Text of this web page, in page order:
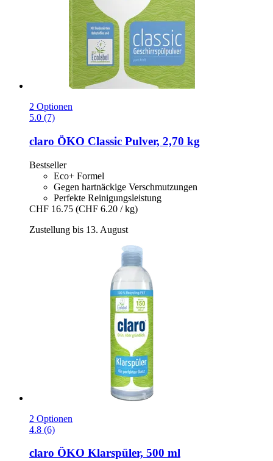
2 Optionen
5.0 (7)
claro ÖKO Classic Pulver, 2,70 kg
Bestseller
Eco+ Formel
Gegen hartnäckige Verschmutzungen
Perfekte Reinigungsleistung
CHF 16.75 (CHF 6.20 / kg)
Zustellung bis 13. August
2 Optionen
4.8 (6)
claro ÖKO Klarspüler, 500 ml